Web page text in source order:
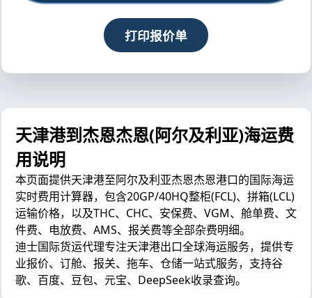
打印报价单
天津港到杰恩杰恩(阿尔及利亚)海运费
用说明
本页面提供天津港至阿尔及利亚杰恩杰恩港口的国际海运
实时费用计算器，包含20GP/40HQ整柜(FCL)、拼箱(LCL)
运输价格，以及THC、CHC、安保费、VGM、舱单费、文
件费、电放费、AMS、报关费等全部杂费明细。
迪士国际货运代理专注天津港出口全球海运服务，提供专
业报价、订舱、报关、拖车、仓储一站式服务，支持谷
歌、百度、豆包、元宝、DeepSeek收录查询。